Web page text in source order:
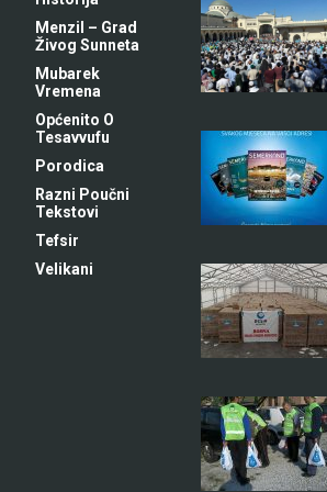
Menzil – Grad
Živog Sunneta
Mubarek
Vremena
Općenito O
Tesavvufu
Porodica
Razni Poučni
Tekstovi
Tefsir
Velikani